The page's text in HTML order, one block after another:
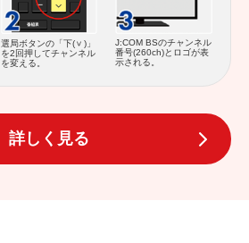
選局ボタンの「下(
)」
を2回押してチャンネル
を変える。
J:COM BSのチャンネル
番号(260ch)とロゴが表
示される。
詳しく見る